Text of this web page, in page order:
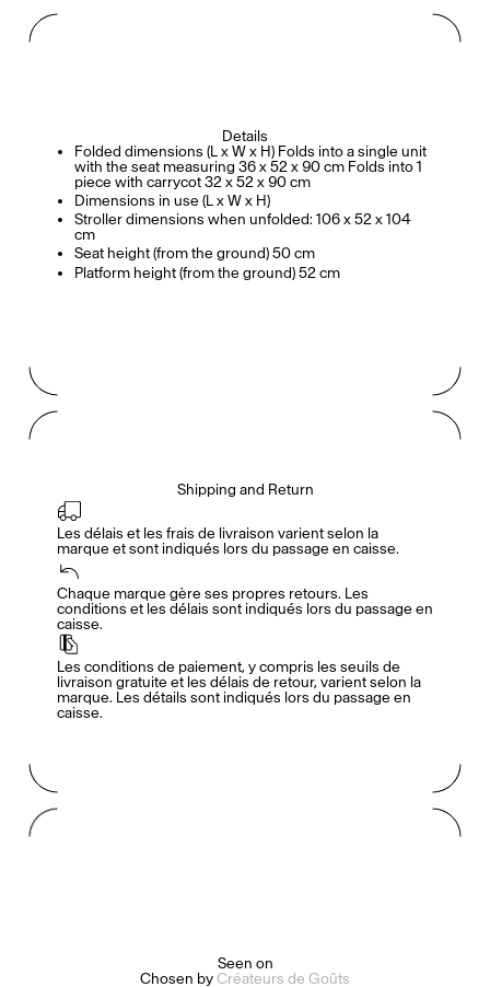
En/Fr
Accès complet pour les membres
Details
Folded dimensions (L x W x H) Folds into a single unit
with the seat measuring 36 x 52 x 90 cm Folds into 1
piece with carrycot 32 x 52 x 90 cm
Dimensions in use (L x W x H)
Stroller dimensions when unfolded: 106 x 52 x 104
cm
Seat height (from the ground) 50 cm
Platform height (from the ground) 52 cm
Shipping and Return
Les délais et les frais de livraison varient selon la
marque et sont indiqués lors du passage en caisse.
Chaque marque gère ses propres retours. Les
conditions et les délais sont indiqués lors du passage en
caisse.
Les conditions de paiement, y compris les seuils de
livraison gratuite et les délais de retour, varient selon la
marque. Les détails sont indiqués lors du passage en
caisse.
Seen on
Chosen byCréateurs de Goûts